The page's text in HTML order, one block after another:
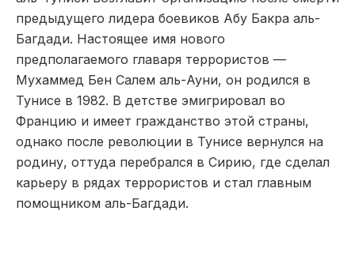
предыдущего лидера боевиков Абу Бакра аль-
Багдади. Настоящее имя нового
предполагаемого главаря террористов —
Мухаммед Бен Салем аль-Ауни, он родился в
Тунисе в 1982. В детстве эмигрировал во
Францию и имеет гражданство этой страны,
однако после революции в Тунисе вернулся на
родину, оттуда перебрался в Сирию, где сделал
карьеру в рядах террористов и стал главным
помощником аль-Багдади.